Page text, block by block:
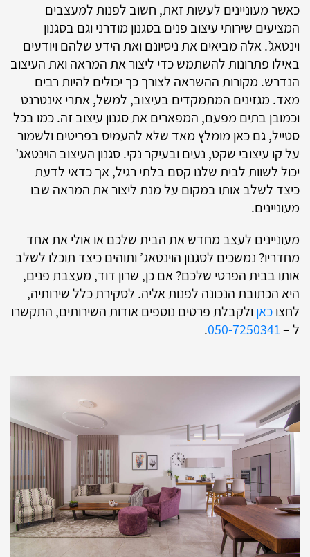
כאשר מעוניינים לעשות זאת, חשוב לפנות למעצבים
המציעים שירותי עיצוב פנים בסגנון מודרני וגם בסגנון
וינטאג’. אלה מביאים את ניסיונם ואת הידע שלהם ויודעים
באילו פתרונות להשתמש כדי ליצור את המראה ואת העיצוב
הנדרש. מקורות ההשראה לצורך כך יכולים להיות רבים
מאד. מגזינים המתמקדים בעיצוב, למשל, אתרי אינטרנט
וכמובן בתים מפעם, המפארים את סגנון עיצוב זה. כמו בכל
סטייל, גם כאן מומלץ מאד שלא להעמיס בפריטים ולשמור
על קו עיצובי שקט, נעים ובעיקר נקי. סגנון העיצוב הוינטאג’
יכול לשוות לבית שלנו קסם בלתי רגיל, אך כדאי לדעת
כיצד לשלב אותו במקום על מנת ליצור את המראה שבו
מעוניינים.
מעוניינים לעצב מחדש את הבית שלכם או אולי את אחד
מחדריו? נמשכים לסגנון הוינטאג’ ותוהים כיצד תוכלו לשלב
אותו בבית הפרטי שלכם? אם כן, שרון דוד, מעצבת פנים,
היא הכתובת הנכונה לפנות אליה. לסקירת כלל שירותיה,
לחצוכאן ולקבלת פרטים נוספים אודות השירותים, התקשרו
ל –050-7250341
.